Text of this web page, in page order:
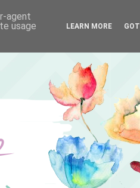
agent
usage
LEARN MORE